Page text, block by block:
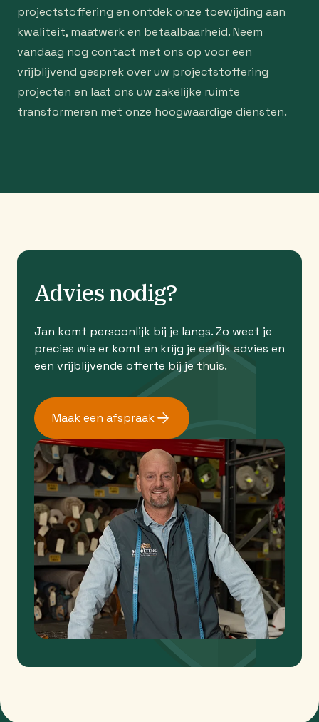
projectstoffering en ontdek onze toewijding aan
kwaliteit, maatwerk en betaalbaarheid. Neem
vandaag nog contact met ons op voor een
vrijblijvend gesprek over uw projectstoffering
projecten en laat ons uw zakelijke ruimte
transformeren met onze hoogwaardige diensten.
Advies nodig?
Jan komt persoonlijk bij je langs. Zo weet je
precies wie er komt en krijg je eerlijk advies en
een vrijblijvende offerte bij je thuis.
Maak een afspraak